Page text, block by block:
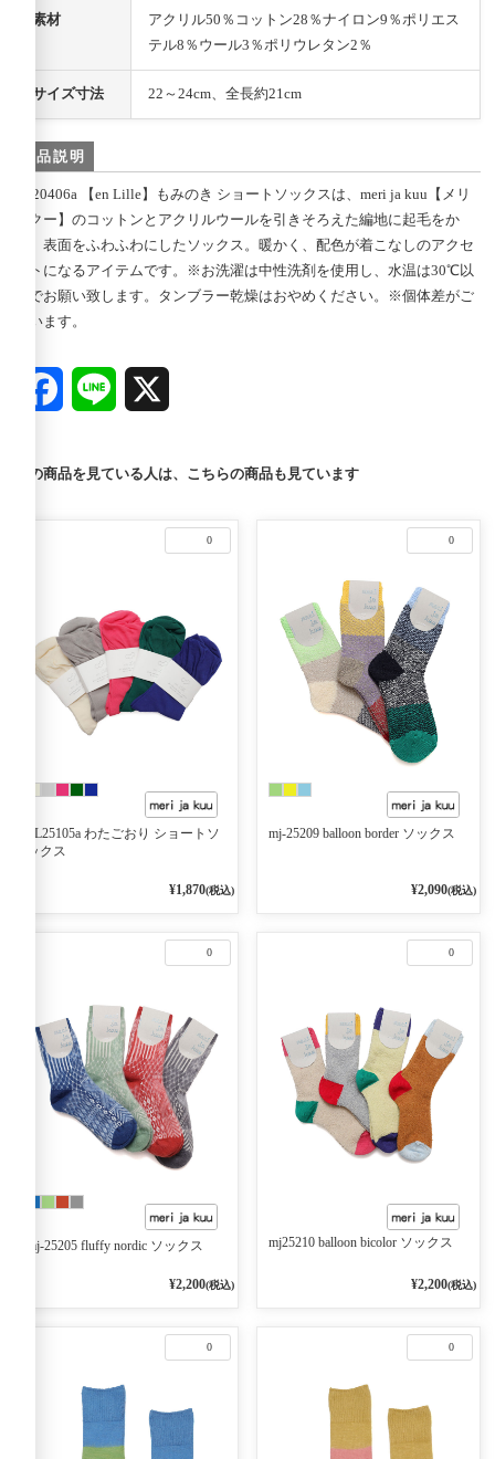
素材
アクリル50％コットン28％ナイロン9％ポリエス
テル8％ウール3％ポリウレタン2％
サイズ寸法 22～24cm、全長約21cm
商品説明
EL20406a 【en Lille】もみのき ショートソックスは、meri ja kuu【メリ
ヤクー】のコットンとアクリルウールを引きそろえた編地に起毛をか
け、表面をふわふわにしたソックス。暖かく、配色が着こなしのアクセ
ントになるアイテムです。※お洗濯は中性洗剤を使用し、水温は30℃以
内でお願い致します。タンブラー乾燥はおやめください。※個体差がご
ざいます。
FacebookLine
この商品を見ている人は、こちらの商品も見ています
0
EL25105a わたごおり ショートソ
ックス
¥1,870(税込)
0
mj-25209 balloon border ソックス
¥2,090(税込)
0
mj-25205 fluffy nordic ソックス
¥2,200(税込)
0
mj25210 balloon bicolor ソックス
¥2,200(税込)
0 0